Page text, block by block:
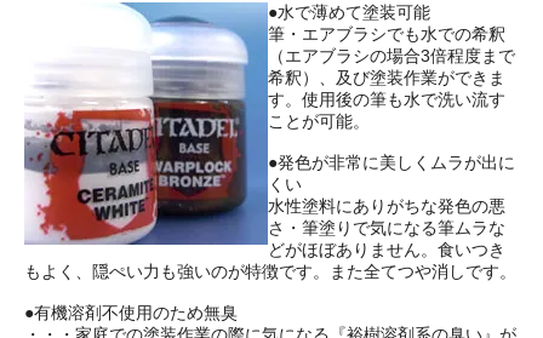
●水で薄めて塗装可能
筆・エアブラシでも水での希釈
（エアブラシの場合3倍程度まで
希釈）、及び塗装作業ができま
す。使用後の筆も水で洗い流す
ことが可能。
●発色が非常に美しくムラが出に
くい
水性塗料にありがちな発色の悪
さ・筆塗りで気になる筆ムラな
どがほぼありません。食いつき
もよく、隠ぺい力も強いのが特徴です。また全てつや消しです。
●有機溶剤不使用のため無臭
・・・家庭での塗装作業の際に気になる『裕樹溶剤系の臭い』が